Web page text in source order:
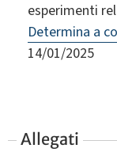
esperimenti
Determina a
14/01/2025
Allegati